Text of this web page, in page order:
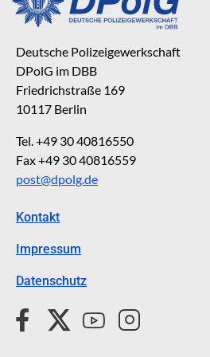
Deutsche Polizeigewerkschaft
DPolG im DBB
Friedrichstraße 169
10117 Berlin
Tel. +49 30 40816550
Fax +49 30 40816559
post@dpolg.de
Kontakt
Impressum
Datenschutz